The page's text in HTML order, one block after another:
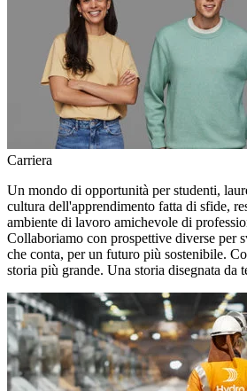
Carriera
Un mondo di opportunità per studenti,
cultura dell'apprendimento fatta di sfide,
ambiente di lavoro amichevole di
Collaboriamo con prospettive diverse per
che conta, per un futuro più sostenibile.
storia più grande. Una storia disegnata da